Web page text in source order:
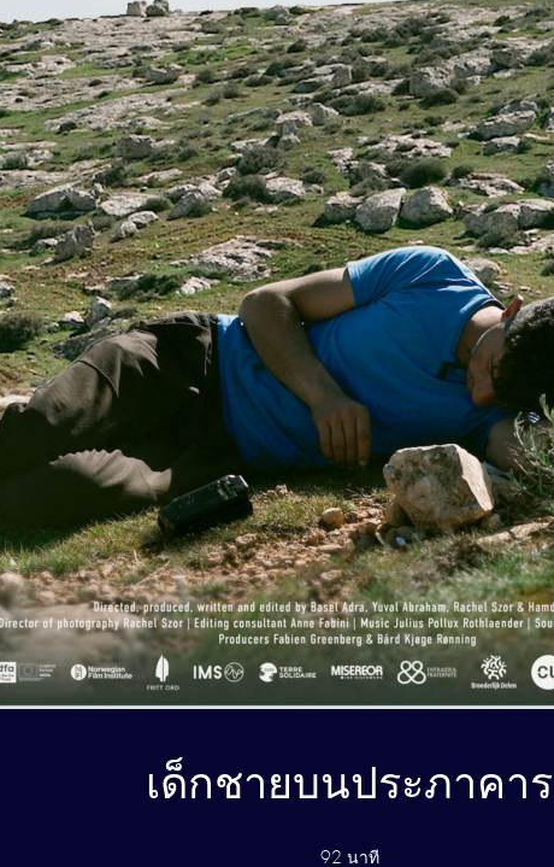
เด็กชายบนประภาคาร
92 นาที